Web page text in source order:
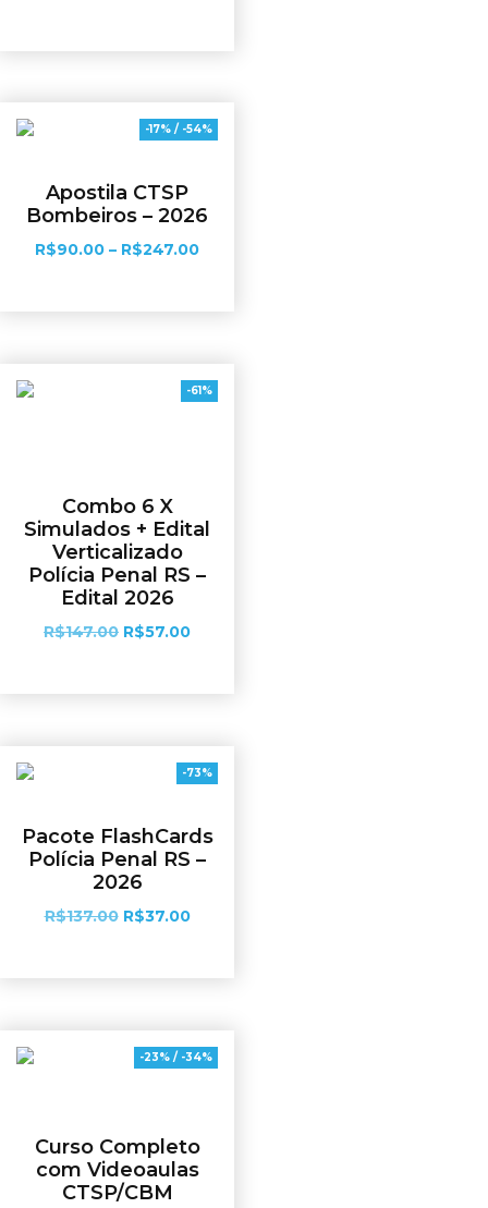
-17% / -54%
Apostila CTSP
Bombeiros – 2026
R$90.00 – R$247.00
-61%
Combo 6 X
Simulados + Edital
Verticalizado
Polícia Penal RS –
Edital 2026
R$147.00 R$57.00
-73%
Pacote FlashCards
Polícia Penal RS –
2026
R$137.00 R$37.00
-23% / -34%
Curso Completo
com Videoaulas
CTSP/CBM